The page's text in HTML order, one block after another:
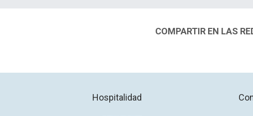
COMPARTIR EN LAS
Hospitalidad